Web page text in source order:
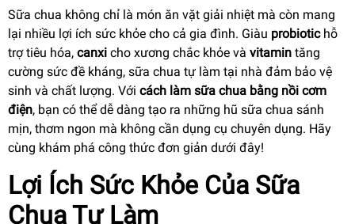
Sữa chua không chỉ là món ăn vặt giải nhiệt mà còn mang
lại nhiều lợi ích sức khỏe cho cả gia đình. Giàu probiotichỗ
trợ tiêu hóa, canxi cho xương chắc khỏe và vitamin tăng
cường sức đề kháng, sữa chua tự làm tại nhà đảm bảo vệ
sinh và chất lượng. Với cách làm sữa chua bằng nồi cơm
điện, bạn có thể dễ dàng tạo ra những hũ sữa chua sánh
mịn, thơm ngon mà không cần dụng cụ chuyên dụng. Hãy
cùng khám phá công thức đơn giản dưới đây!
Lợi Ích Sức Khỏe Của Sữa
Chua Tự Làm